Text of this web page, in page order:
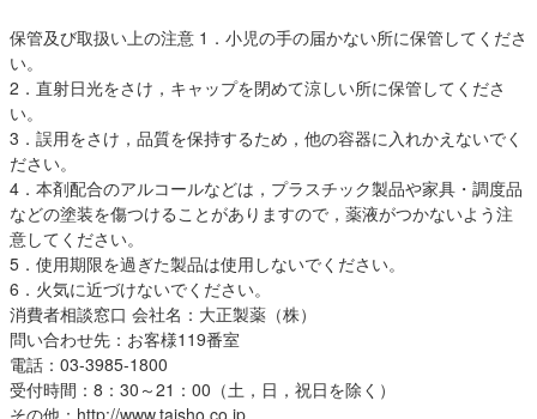
保管及び取扱い上の注意 1．小児の手の届かない所に保管してくださ
い。
2．直射日光をさけ，キャップを閉めて涼しい所に保管してくださ
い。
3．誤用をさけ，品質を保持するため，他の容器に入れかえないでく
ださい。
4．本剤配合のアルコールなどは，プラスチック製品や家具・調度品
などの塗装を傷つけることがありますので，薬液がつかないよう注
意してください。
5．使用期限を過ぎた製品は使用しないでください。
6．火気に近づけないでください。
消費者相談窓口 会社名：大正製薬（株）
問い合わせ先：お客様119番室
電話：03-3985-1800
受付時間：8：30～21：00（土，日，祝日を除く）
その他：http://www.taisho.co.jp